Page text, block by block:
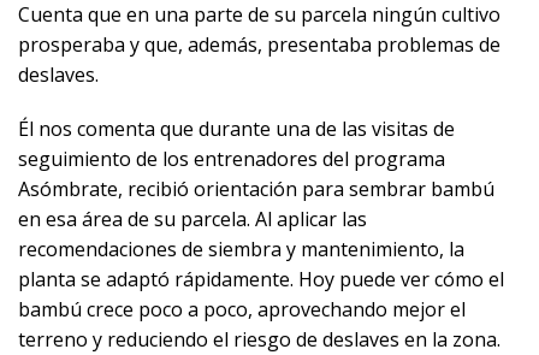
Cuenta que en una parte de su parcela ningún cultivo
prosperaba y que, además, presentaba problemas de
deslaves.
Él nos comenta que durante una de las visitas de
seguimiento de los entrenadores del programa
Asómbrate, recibió orientación para sembrar bambú
en esa área de su parcela. Al aplicar las
recomendaciones de siembra y mantenimiento, la
planta se adaptó rápidamente. Hoy puede ver cómo el
bambú crece poco a poco, aprovechando mejor el
terreno y reduciendo el riesgo de deslaves en la zona.